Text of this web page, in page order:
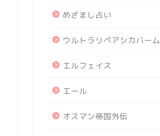
めざまし占い
ウルトラリペアシカバーム
エルフェイス
エール
オスマン帝国外伝